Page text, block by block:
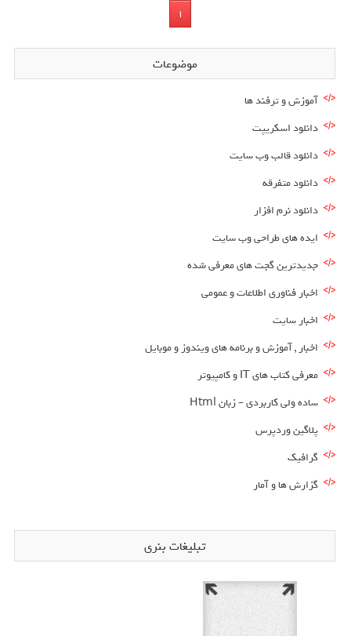
1
موضوعات
آموزش و ترفند ها
دانلود اسکریپت
دانلود قالب وب سایت
دانلود متفرقه
دانلود نرم افزار
ایده های طراحی وب سایت
جدیدترین گجت های معرفی شده
اخبار فناوری اطلاعات و عمومی
اخبار سایت
اخبار , آموزش و برنامه های ویندوز و موبایل
معرفی کتاب های IT و کامپیوتر
ساده ولی کاربردی – زبان Html
پلاگین وردپرس
گرافیک
گزارش ها و آمار
تبلیغات بنری